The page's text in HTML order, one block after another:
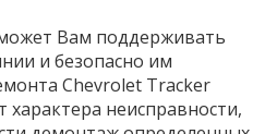
Вам поддерживать
и безопасно им
Chevrolet Tracker
характера неисправности,